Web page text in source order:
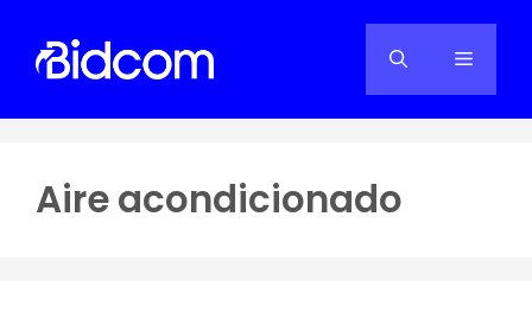
contenido
Menú
Aire acondicionado